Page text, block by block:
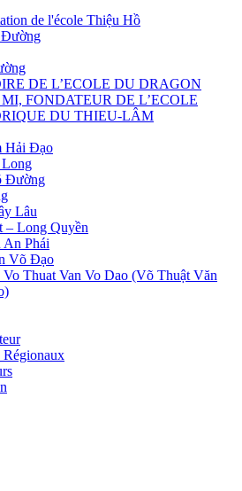
de l'école Thiệu Hồ
DE L’ECOLE DU DRAGON
FONDATEUR DE L’ECOLE
DU THIEU-LÂM
Hải Đạo
Đường
Lâu
– Long Quyền
Phái
Võ Đạo
Vo Thuat Van Vo Dao (Võ Thuật Văn
Régionaux